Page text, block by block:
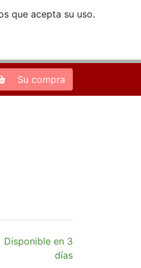
que acepta su uso.
de Clientes
Su compra
Disponible en 3
días